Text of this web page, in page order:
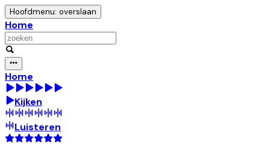
Hoofdmenu: overslaan
Home
Home
Kijken
Luisteren